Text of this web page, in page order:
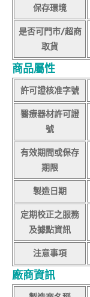
保存環境
是否可門市/超商
取貨
商品屬性
許可證核准字號
醫療器材許可證
號
有效期間或保存
期限
製造日期
定期校正之服務
及據點資訊
注意事項
廠商資訊